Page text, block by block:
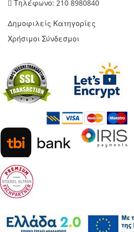
Τηλέφωνο: 210 8980840
Δημοφιλείς Κατηγορίες
Χρήσιμοι Σύνδεσμοι